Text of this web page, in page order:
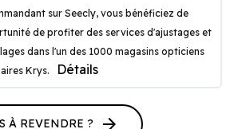
sur Seecly, vous bénéficiez de
de profiter des services d'ajustages et
dans l'un des 1000 magasins opticiens
Krys.
Détails
À REVENDRE ? arrow_forward